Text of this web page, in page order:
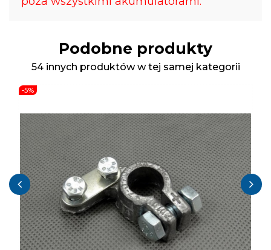
Podobne produkty
54 innych produktów w tej samej kategorii
-5%
‹ ›